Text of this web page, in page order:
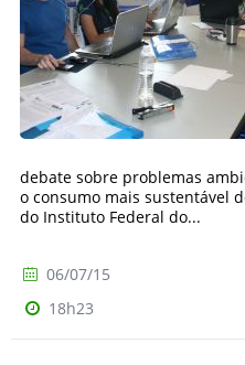
debate sobre problemas
o consumo mais sustentável
do Instituto Federal do...
06/07/15
18h23